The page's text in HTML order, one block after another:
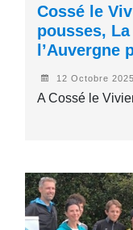
Cossé le
pousses,
12 Octobre 2025
A Cossé le